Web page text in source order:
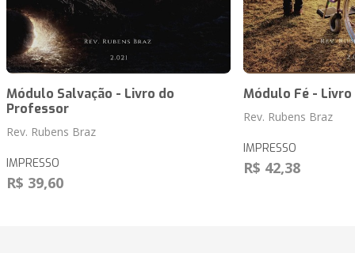
Módulo Salvação - Livro do
Professor
Rev. Rubens Braz
IMPRESSO
R$ 39,60
Módulo Fé -
Rev. Rubens Braz
IMPRESSO
R$ 42,38